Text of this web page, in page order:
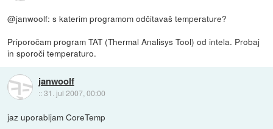
@janwoolf: s katerim programom odčitavaš temperature?
Priporočam program TAT (Thermal Analisys Tool) od intela. Probaj
in sporoči temperaturo.
janwoolf
::31. jul 2007, 00:00
jaz uporabljam CoreTemp